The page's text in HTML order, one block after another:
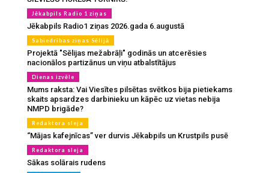
Jēkabpils Radio 1 ziņas
Jēkabpils Radio1 ziņas 2026.gada 6.augustā
Sabiedrības ziņas Sēlijā
Projektā "Sēlijas mežabrāļi" godinās un atcerēsies
nacionālos partizānus un viņu atbalstītājus
Dienas izvēle
Mums raksta: Vai Viesītes pilsētas svētkos bija pietiekams
skaits apsardzes darbinieku un kāpēc uz vietas nebija
NMPD brigāde?
Redaktora sleja
“Mājas kafejnīcas” ver durvis Jēkabpils un Krustpils pusē
Redaktora sleja
Sākas solārais rudens